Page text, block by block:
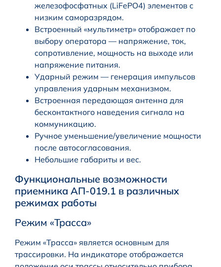
железофосфатных (LiFePO4) элементов с
низким саморазрядом.
Встроенный «мультиметр» отображает по
выбору оператора — напряжение, ток,
сопротивление, мощность на выходе или
напряжение питания.
Ударный режим — генерация импульсов
управления ударным механизмом.
Встроенная передающая антенна для
бесконтактного наведения сигнала на
коммуникацию.
Ручное уменьшение/увеличение мощности
после автосогласования.
Небольшие габариты и вес.
Функциональные возможности
приемника АП-019.1 в различных
режимах работы
Режим «Трасса»
Режим «Трасса» является основным для
трассировки. На индикаторе отображается